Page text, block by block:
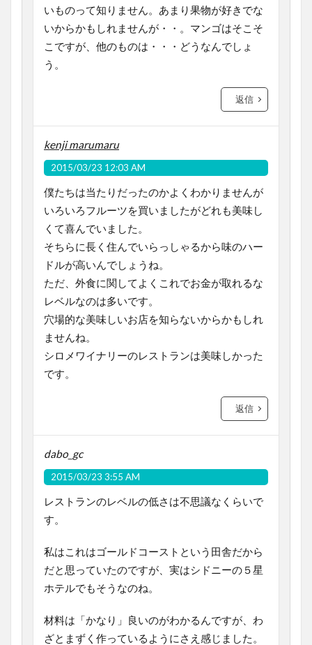
いものって知りません。あまり果物が好きでな
いからかもしれませんが・・。マンゴはそこそ
こですが、他のものは・・・どうなんでしょ
う。
返信
kenji marumaru
2015/03/23 12:03 AM
僕たちは当たりだったのかよくわかりませんが
いろいろフルーツを買いましたがどれも美味し
くて喜んでいました。
そちらに長く住んでいらっしゃるから味のハー
ドルが高いんでしょうね。
ただ、外食に関してよくこれでお金が取れるな
レベルなのは多いです。
穴場的な美味しいお店を知らないからかもしれ
ませんね。
シロメワイナリーのレストランは美味しかった
です。
返信
dabo_gc
2015/03/23 3:55 AM
レストランのレベルの低さは不思議なくらいで
す。
私はこれはゴールドコーストという田舎だから
だと思っていたのですが、実はシドニーの５星
ホテルでもそうなのね。
材料は「かなり」良いのがわかるんですが、わ
ざとまずく作っているようにさえ感じました。